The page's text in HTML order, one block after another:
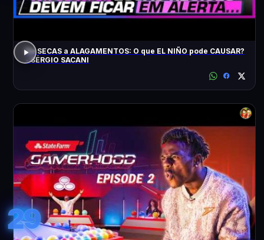
De SECAS a ALAGAMENTOS: O que EL NIÑO pode CAUSAR?
- SÉRGIO SACANI
29